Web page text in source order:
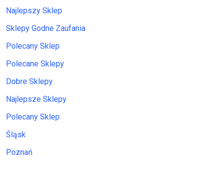
Najlepszy Sklep
Sklepy Godne Zaufania
Polecany Sklep
Polecane Sklepy
Dobre Sklepy
Najlepsze Sklepy
Polecany Sklep
Śląsk
Poznań